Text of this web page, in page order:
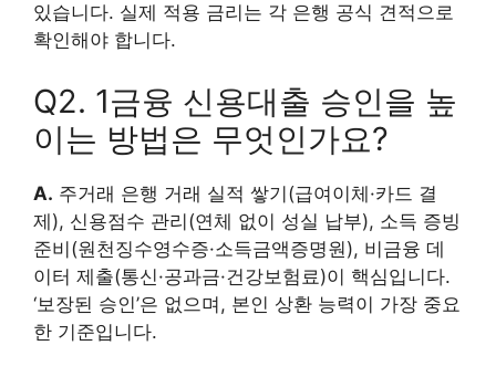
있습니다. 실제 적용 금리는 각 은행 공식 견적으로
확인해야 합니다.
Q2. 1금융 신용대출 승인을 높
이는 방법은 무엇인가요?
A. 주거래 은행 거래 실적 쌓기(급여이체·카드 결
제), 신용점수 관리(연체 없이 성실 납부), 소득 증빙
준비(원천징수영수증·소득금액증명원), 비금융 데
이터 제출(통신·공과금·건강보험료)이 핵심입니다.
‘보장된 승인’은 없으며, 본인 상환 능력이 가장 중요
한 기준입니다.